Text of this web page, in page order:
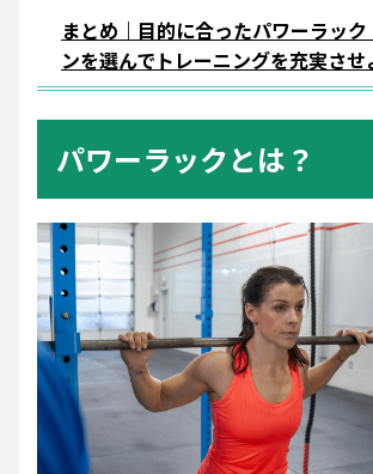
まとめ｜目的に合ったパワーラッ
ンを選んでトレーニングを充実させ
パワーラックとは？